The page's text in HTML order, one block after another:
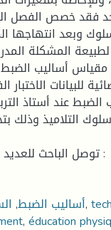
فقد خصص الفصل
وبعد انتهاجها
لطبيعة المشكلة
مقياس أساليب
للبيانات
عند أستاذ
التلاميذ وذلك
توصل الباحث للعديد من التوصيات أهمها :
أساليب الضبط, ,
,éducation